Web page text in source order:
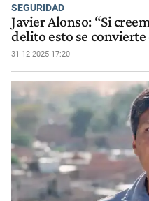
SEGURIDAD
Javier Alonso: “Si
delito esto se
31-12-2025 17:20